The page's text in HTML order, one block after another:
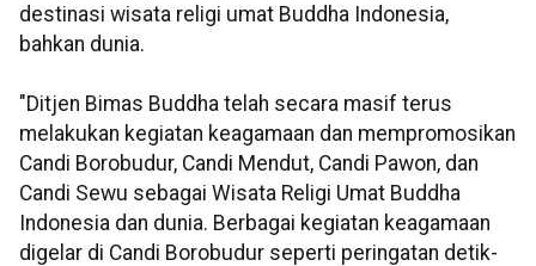
destinasi wisata religi umat Buddha Indonesia,
bahkan dunia.
"Ditjen Bimas Buddha telah secara masif terus
melakukan kegiatan keagamaan dan mempromosikan
Candi Borobudur, Candi Mendut, Candi Pawon, dan
Candi Sewu sebagai Wisata Religi Umat Buddha
Indonesia dan dunia. Berbagai kegiatan keagamaan
digelar di Candi Borobudur seperti peringatan detik-